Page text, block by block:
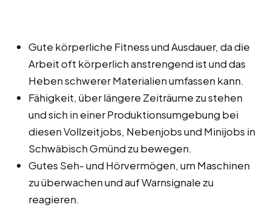
Gute körperliche Fitness und Ausdauer, da die
Arbeit oft körperlich anstrengend ist und das
Heben schwerer Materialien umfassen kann.
Fähigkeit, über längere Zeiträume zu stehen
und sich in einer Produktionsumgebung bei
diesen Vollzeitjobs, Nebenjobs und Minijobs in
Schwäbisch Gmünd zu bewegen.
Gutes Seh- und Hörvermögen, um Maschinen
zu überwachen und auf Warnsignale zu
reagieren.